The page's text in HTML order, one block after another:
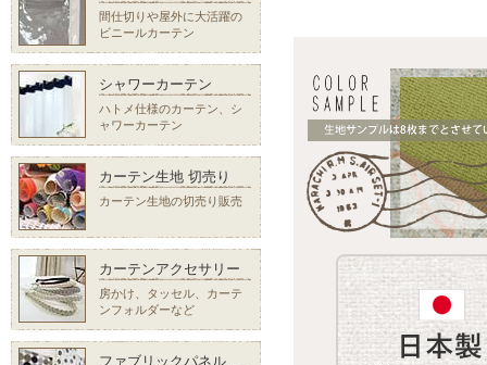
間仕切りや屋外に大活躍の
ビニールカーテン
シャワーカーテン
ハトメ仕様のカーテン、シ
ャワーカーテン
カーテン生地 切売り
カーテン生地の切売り販売
カーテンアクセサリー
房かけ、タッセル、カーテ
ンフォルダーなど
ファブリックパネル